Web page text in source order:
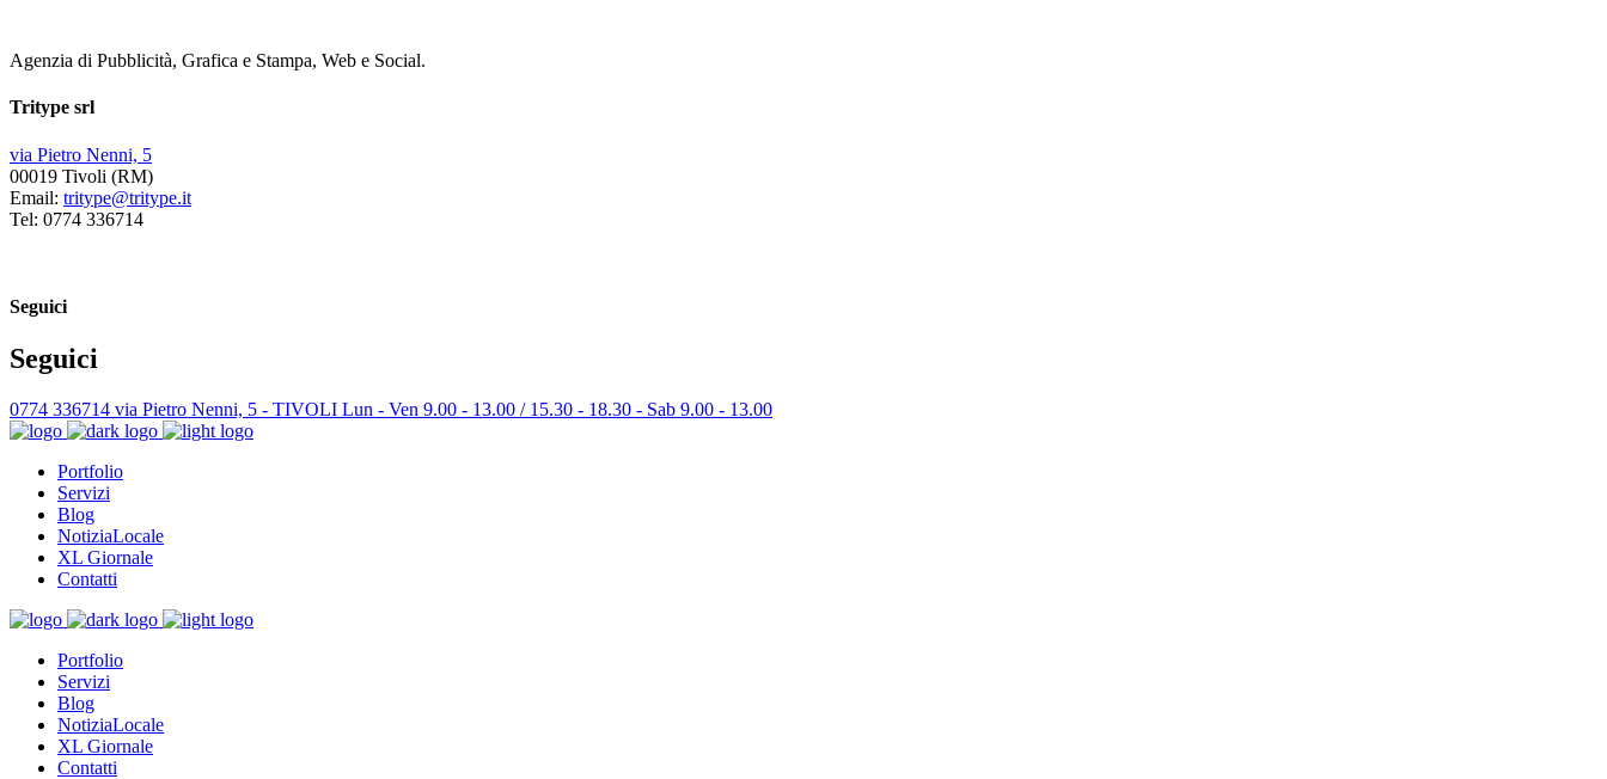
Agenzia di Pubblicità, Grafica e Stampa, Web e Social.
Tritype srl
via Pietro Nenni, 5
00019 Tivoli (RM)
Email: tritype@tritype.it
Tel: 0774 336714
Seguici
Seguici
0774 336714 via Pietro Nenni, 5 - TIVOLI Lun - Ven 9.00 - 13.00 / 15.30 - 18.30 - Sab 9.00 - 13.00
Portfolio
Servizi
Blog
NotiziaLocale
XL Giornale
Contatti
Portfolio
Servizi
Blog
NotiziaLocale
XL Giornale
Contatti